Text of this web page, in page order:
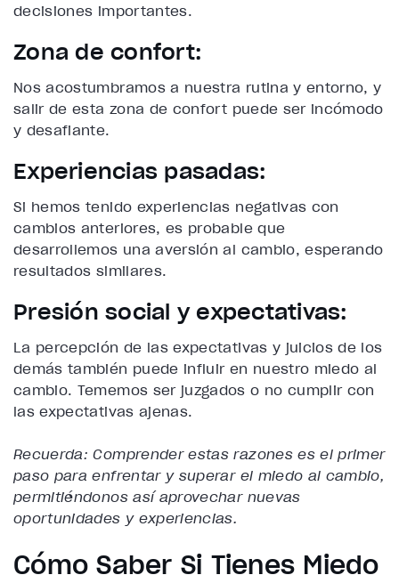
decisiones importantes.
Zona de confort:
Nos acostumbramos a nuestra rutina y entorno, y
salir de esta zona de confort puede ser incómodo
y desafiante.
Experiencias pasadas:
Si hemos tenido experiencias negativas con
cambios anteriores, es probable que
desarrollemos una aversión al cambio, esperando
resultados similares.
Presión social y expectativas:
La percepción de las expectativas y juicios de los
demás también puede influir en nuestro miedo al
cambio. Tememos ser juzgados o no cumplir con
las expectativas ajenas.
Recuerda: Comprender estas razones es el primer
paso para enfrentar y superar el miedo al cambio,
permitiéndonos así aprovechar nuevas
oportunidades y experiencias.
Cómo Saber Si Tienes Miedo